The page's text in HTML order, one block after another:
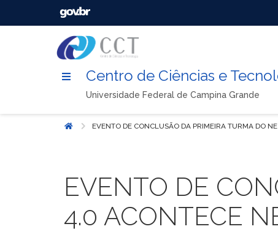
Centro de Ciências e
Universidade Federal de Campina Grande
Início EVENTO DE CONCLUSÃO DA PRIMEIRA TURMA DO
EVENTO DE
4.0 ACONTECE